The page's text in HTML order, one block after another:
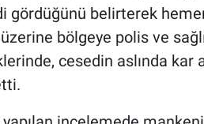
gördüğünü belirterek
bölgeye polis ve
cesedin aslında kar